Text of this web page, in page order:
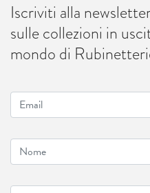
Iscriviti alla
sulle collezioni in
mondo di